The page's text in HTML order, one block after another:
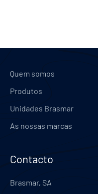
Quem somos
Produtos
Unidades Brasmar
As nossas marcas
Contacto
Brasmar, SA